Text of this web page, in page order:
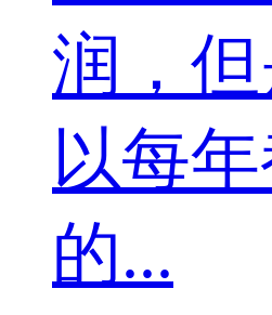
润，
以每
的...